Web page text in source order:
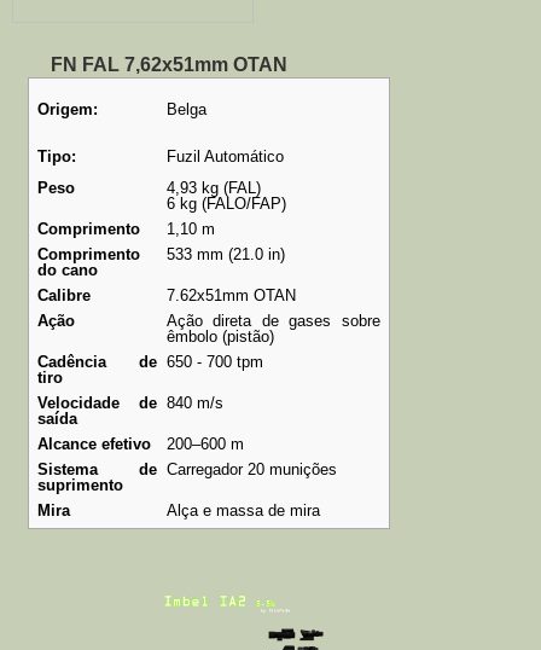
FN FAL 7,62x51mm OTAN
Origem:
Tipo:
Peso
Belga
Fuzil Automático
4,93 kg (FAL)
6 kg (FALO/FAP)
Comprimento
1,10 m
Comprimento
do cano
533 mm (21.0 in)
Calibre
7.62x51mm OTAN
Ação
Ação direta de gases sobre
êmbolo (pistão)
Cadência de
tiro
650 - 700 tpm
Velocidade de
saída
840 m/s
Alcance efetivo
200–600 m
Sistema de
suprimento
Carregador 20 munições
Mira Alça e massa de mira